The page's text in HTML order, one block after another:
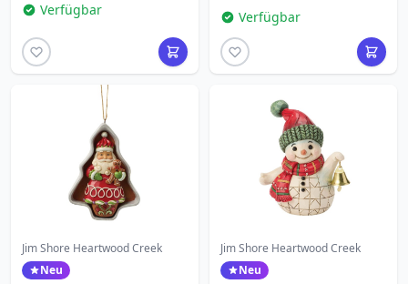
Verfügbar Verfügbar
Jim Shore Heartwood Creek
Neu
Jim Shore Heartwood Creek
Neu